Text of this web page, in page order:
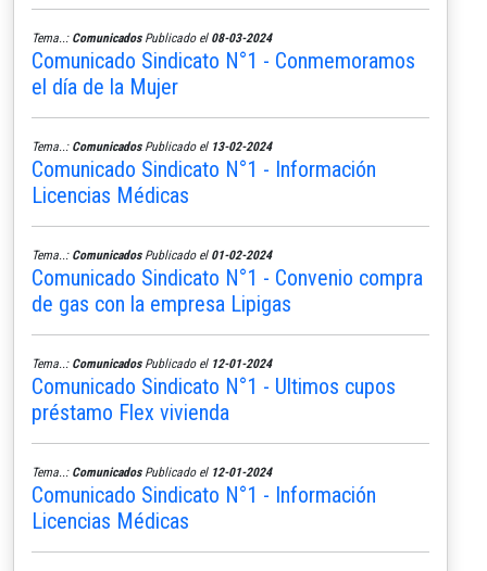
Tema..: ComunicadosPublicado el 08-03-2024
Comunicado Sindicato N°1 - Conmemoramos
el día de la Mujer
Tema..: ComunicadosPublicado el 13-02-2024
Comunicado Sindicato N°1 - Información
Licencias Médicas
Tema..: ComunicadosPublicado el 01-02-2024
Comunicado Sindicato N°1 - Convenio compra
de gas con la empresa Lipigas
Tema..: ComunicadosPublicado el 12-01-2024
Comunicado Sindicato N°1 - Ultimos cupos
préstamo Flex vivienda
Tema..: ComunicadosPublicado el 12-01-2024
Comunicado Sindicato N°1 - Información
Licencias Médicas